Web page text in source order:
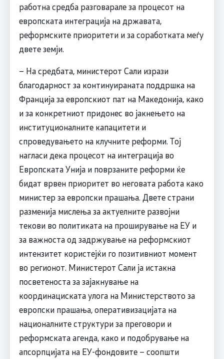
работна средба разговарале за процесот на
европската интеграција на државата,
реформските приоритети и за соработката меѓу
двете земји.
– На средбата, министерот Сали изрази
благодарност за континуираната поддршка на
Франција за европскиот пат на Македонија, како
и за конкретниот придонес во јакнењето на
институционалните капацитети и
спроведувањето на клучните реформи. Тој
нагласи дека процесот на интеграција во
Европската Унија и поврзаните реформи ќе
бидат врвен приоритет во неговата работа како
министер за европски прашања. Двете страни
разменија мислења за актуелните развојни
текови во политиката на проширување на ЕУ и
за важноста од задржување на реформскиот
интензитет користејќи го позитивниот момент
во регионот. Министерот Сали ја истакна
посветеноста за зајакнување на
координациската улога на Министерството за
европски прашања, оперативизацијата на
националните структури за преговори и
реформската агенда, како и подобрување на
апсорпцијата на ЕУ-фондовите – соопшти